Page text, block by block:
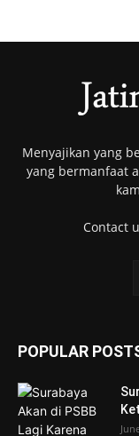
Menyajikan yang
yang bermanfaat
Contact
POPULAR